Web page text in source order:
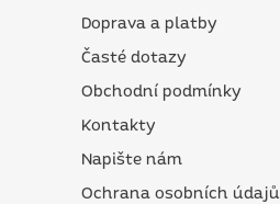
Doprava a platby
Časté dotazy
Obchodní podmínky
Kontakty
Napište nám
Ochrana osobních údajů